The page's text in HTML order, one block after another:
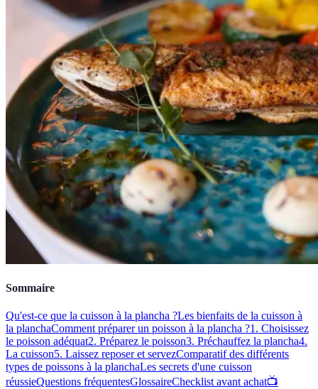
Sommaire
Qu'est-ce que la cuisson à la plancha ?Les bienfaits de la cuisson à
la planchaComment préparer un poisson à la plancha ?1. Choisissez
le poisson adéquat2. Préparez le poisson3. Préchauffez la plancha4.
La cuisson5. Laissez reposer et servezComparatif des différents
types de poissons à la planchaLes secrets d'une cuisson
réussieQuestions fréquentesGlossaireChecklist avant achat📺